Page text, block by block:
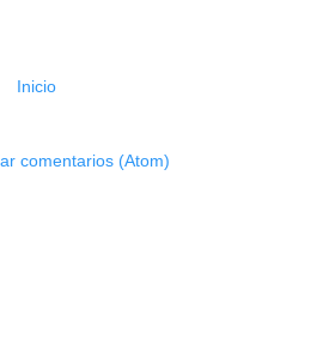
Inicio
comentarios (Atom)